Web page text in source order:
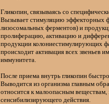
Гликопин , связываясь со
Вызывает стимуляциюэффекторных
лизосомальных ферментов) и
пролиферацию, активацию и
продукцииколониестимулирующих
происходит активация всех звеньев
иммунитета.
После приема внутрьгликопин
Выводится из организма главным
относится к малоопасным веществам,
сенсибилизирующего действия.